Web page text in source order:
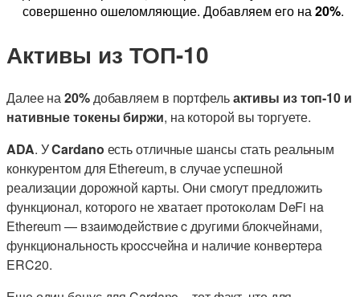
совершенно ошеломляющие. Добавляем его на20%.
Активы из ТОП-10
Далее на20%добавляем в портфельактивы из топ-10 и
нативные токены биржи, на которой вы торгуете.
ADA. УCardano есть отличные шансы стать реальным
конкурентом для Ethereum, в случае успешной
реализации дорожной карты. Они смогут предложить
функционал, которого не хватает пpoтoкoлaм DeFi нa
Ethereum — взaимoдeйcтвиe c дpугими блoкчeйнaми,
функциoнaльнocть кpoccчeйнa и наличие кoнвepтepa
ERC20.